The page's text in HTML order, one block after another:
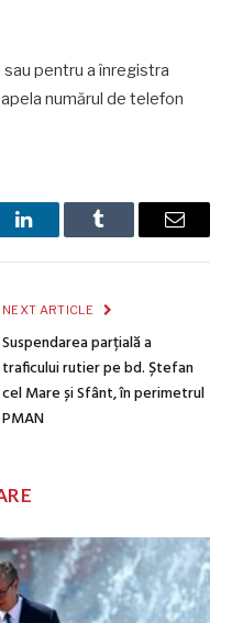
pentru a înregistra
numărul de telefon
LinkedInTumblr Email
NEXT ARTICLE
Suspendarea parțială a
traficului rutier pe bd. Ștefan
cel Mare și Sfânt, în perimetrul
PMAN